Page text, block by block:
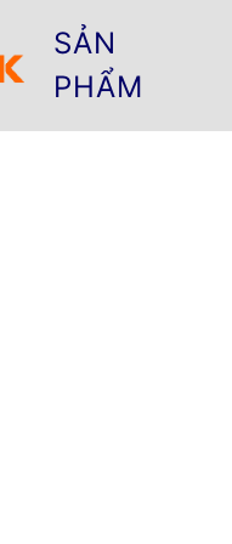
SẢN
PHẨM